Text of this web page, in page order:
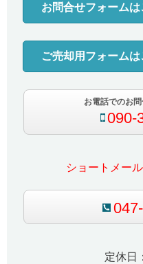
お問合せフォームは
ご売却用フォームは
お電話でのお
090-
ショートメー
定休日